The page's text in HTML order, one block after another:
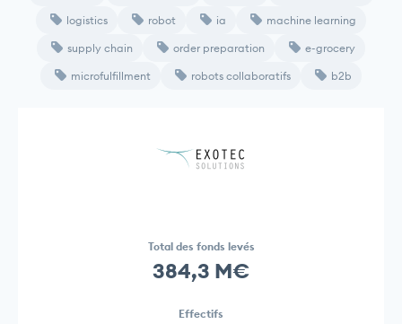
logistics robot ia machine learning
supply chain order preparation e-grocery
microfulfillment robots collaboratifs b2b
Total des fonds levés
384,3 M€
Effectifs